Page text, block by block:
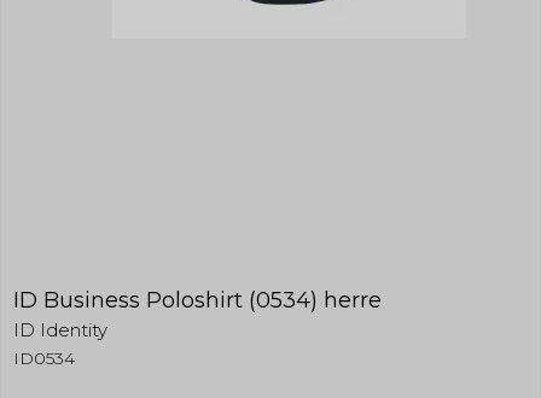
ID Business Poloshirt (0534) herre
ID Identity
ID0534